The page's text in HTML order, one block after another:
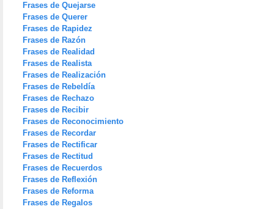
Frases de Quejarse
Frases de Querer
Frases de Rapidez
Frases de Razón
Frases de Realidad
Frases de Realista
Frases de Realización
Frases de Rebeldía
Frases de Rechazo
Frases de Recibir
Frases de Reconocimiento
Frases de Recordar
Frases de Rectificar
Frases de Rectitud
Frases de Recuerdos
Frases de Reflexión
Frases de Reforma
Frases de Regalos